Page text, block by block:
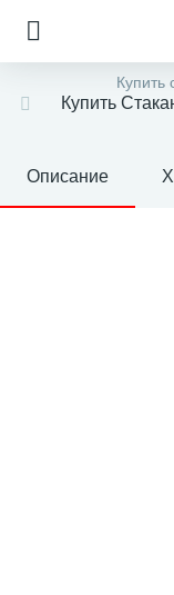
Купить
Описание